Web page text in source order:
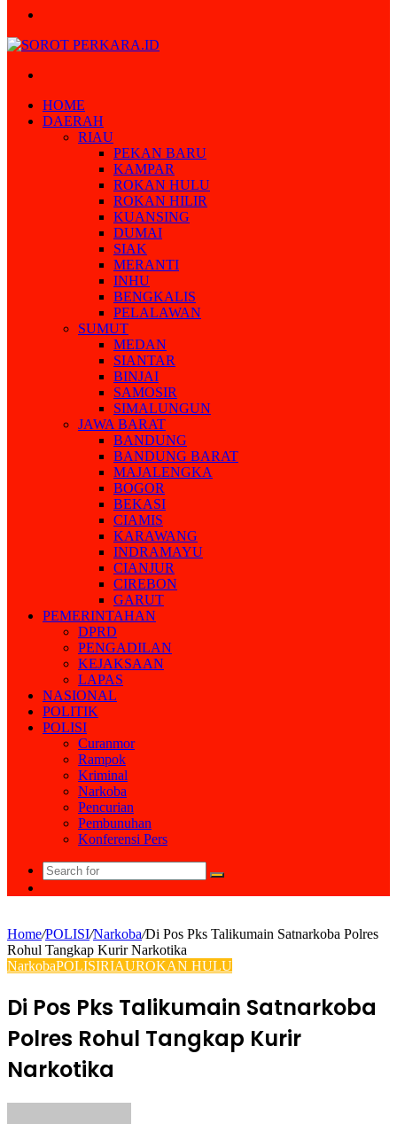
HOME
DAERAH
RIAU
PEKAN BARU
KAMPAR
ROKAN HULU
ROKAN HILIR
KUANSING
DUMAI
SIAK
MERANTI
INHU
BENGKALIS
PELALAWAN
SUMUT
MEDAN
SIANTAR
BINJAI
SAMOSIR
SIMALUNGUN
JAWA BARAT
BANDUNG
BANDUNG BARAT
MAJALENGKA
BOGOR
BEKASI
CIAMIS
KARAWANG
INDRAMAYU
CIANJUR
CIREBON
GARUT
PEMERINTAHAN
DPRD
PENGADILAN
KEJAKSAAN
LAPAS
NASIONAL
POLITIK
POLISI
Curanmor
Rampok
Kriminal
Narkoba
Pencurian
Pembunuhan
Konferensi Pers
Search
for
Home/POLISI/Narkoba/Di Pos Pks Talikumain Satnarkoba Polres
Rohul Tangkap Kurir Narkotika
NarkobaPOLISIRIAUROKAN HULU
Di Pos Pks Talikumain Satnarkoba
Polres Rohul Tangkap Kurir
Narkotika